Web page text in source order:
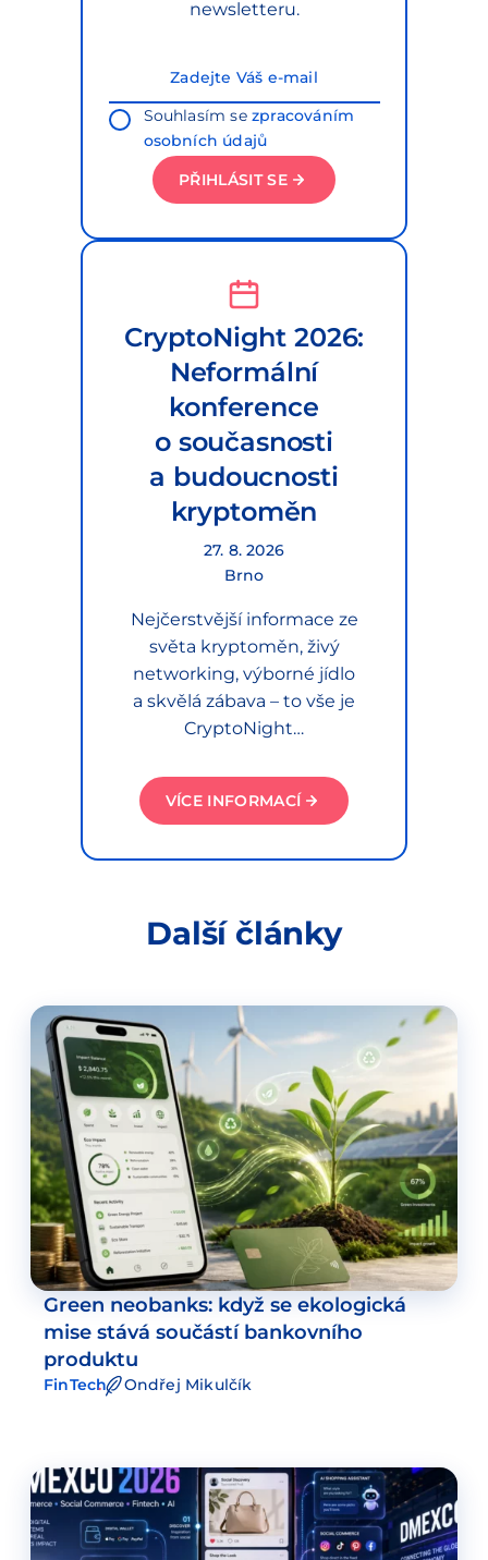
newsletteru.
Souhlasím sezpracováním
osobních údajů
PŘIHLÁSIT SE
CryptoNight 2026:
Neformální
konference
o současnosti
a budoucnosti
kryptoměn
27. 8. 2026
Brno
Nejčerstvější informace ze
světa kryptoměn, živý
networking, výborné jídlo
a skvělá zábava – to vše je
CryptoNight…
VÍCE INFORMACÍ
Další články
Green neobanks: když se ekologická
mise stává součástí bankovního
produktu
FinTech Ondřej Mikulčík